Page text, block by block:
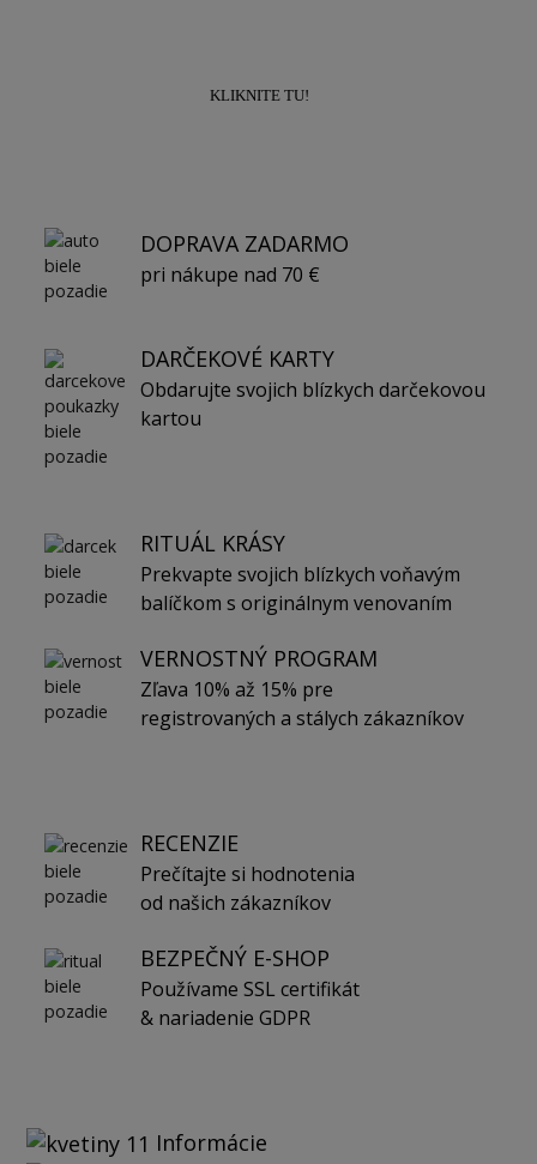
KLIKNITE TU!
DOPRAVA ZADARMO
pri nákupe nad 70 €
DARČEKOVÉ KARTY
Obdarujte svojich blízkych darčekovou
kartou
RITUÁL KRÁSY
Prekvapte svojich blízkych voňavým
balíčkom s originálnym venovaním
VERNOSTNÝ PROGRAM
Zľava 10% až 15% pre
registrovaných a stálych zákazníkov
RECENZIE
Prečítajte si hodnotenia
od našich zákazníkov
BEZPEČNÝ E-SHOP
Používame SSL certifikát
& nariadenie GDPR
Informácie